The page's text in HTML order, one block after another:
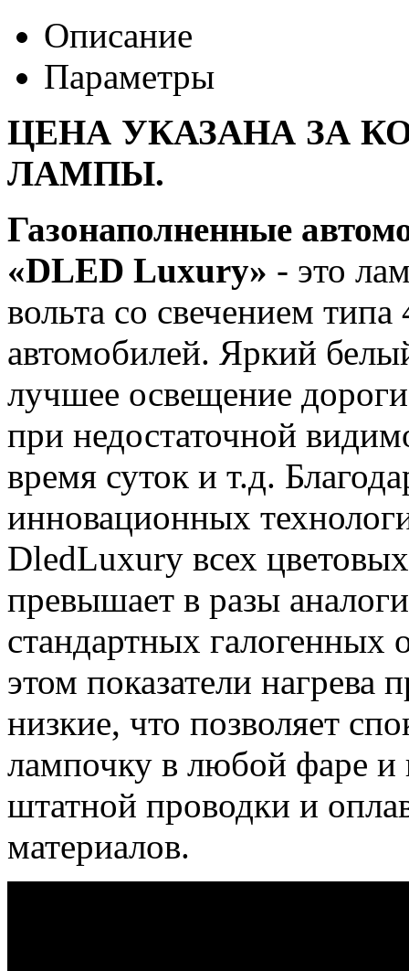
Описание
Параметры
ЦЕНА УКАЗАНА ЗА
ЛАМПЫ.
Газонаполненные
«DLED Luxury» - это
вольта со свечением
автомобилей. Яркий
лучшее освещение
при недостаточной
время суток и т.д.
инновационных
DledLuxury всех
превышает в разы
стандартных галогенных
этом показатели нагрева
низкие, что позволяет
лампочку в любой фаре и
штатной проводки и
материалов.